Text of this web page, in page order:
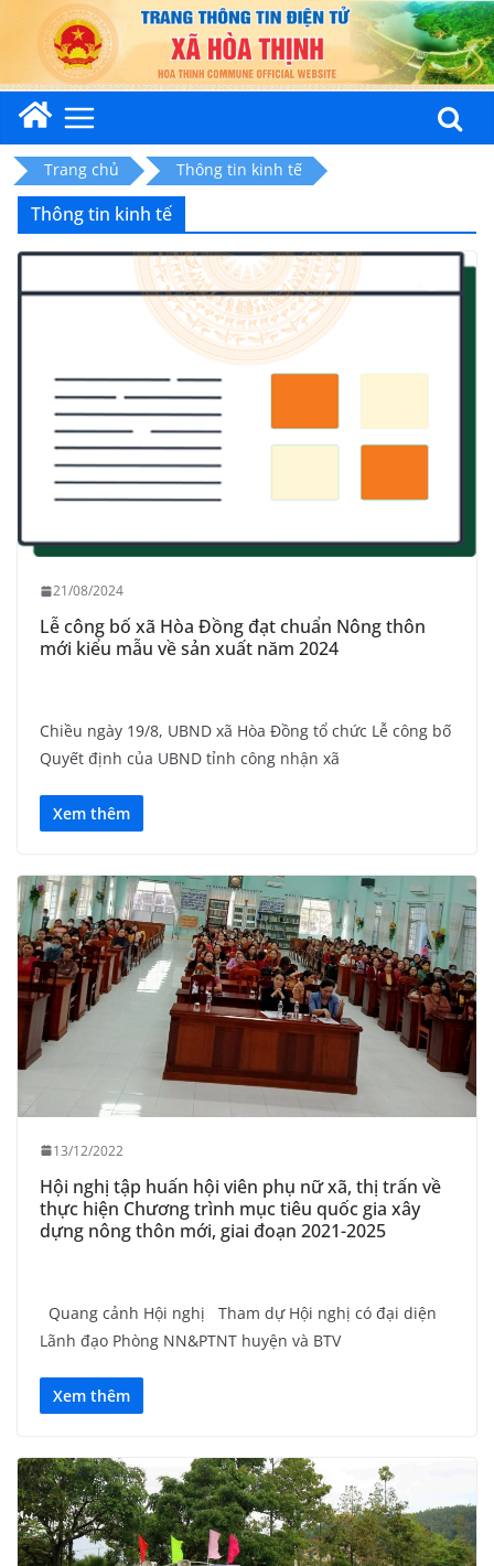
content
Trang chủ Thông tin kinh tế
Thông tin kinh tế
21/08/2024
Lễ công bố xã Hòa Đồng đạt chuẩn Nông thôn
mới kiểu mẫu về sản xuất năm 2024
Chiều ngày 19/8, UBND xã Hòa Đồng tổ chức Lễ công bố
Quyết định của UBND tỉnh công nhận xã
Xem thêm
13/12/2022
Hội nghị tập huấn hội viên phụ nữ xã, thị trấn về
thực hiện Chương trình mục tiêu quốc gia xây
dựng nông thôn mới, giai đoạn 2021-2025
Quang cảnh Hội nghị Tham dự Hội nghị có đại diện
Lãnh đạo Phòng NN&PTNT huyện và BTV
Xem thêm